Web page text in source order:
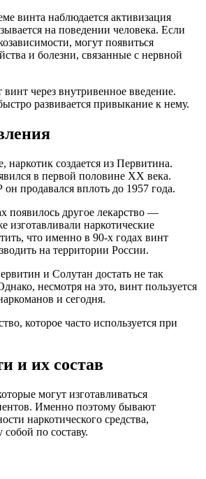
винта наблюдается активизация
на поведении человека. Если
могут появиться
и болезни, связанные с нервной
через внутривенное введение.
развивается привыкание к нему.
наркотик создается из Первитина.
в первой половине XX века.
продавался вплоть до 1957 года.
появилось другое лекарство —
изготавливали наркотические
что именно в 90-х годах винт
на территории России.
и Солутан достать не так
несмотря на это, винт пользуется
и сегодня.
и их состав
могут изготавливаться
Именно поэтому бывают
наркотического средства,
по составу.